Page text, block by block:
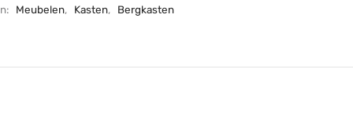
Meubelen, Kasten, Bergkasten